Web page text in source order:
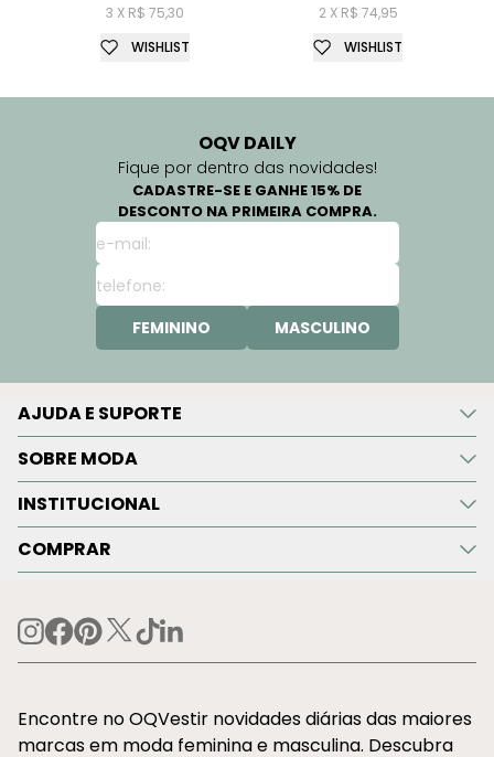
3 X R$ 75,30
WISHLIST
2 X R$ 74,95
WISHLIST
OQV DAILY
Fique por dentro das novidades!
CADASTRE-SE E GANHE 15% DE
DESCONTO NA PRIMEIRA COMPRA.
FEMININO MASCULINO
AJUDA E SUPORTE
SOBRE MODA
INSTITUCIONAL
COMPRAR
Encontre no OQVestir novidades diárias das maiores
marcas em moda feminina e masculina. Descubra